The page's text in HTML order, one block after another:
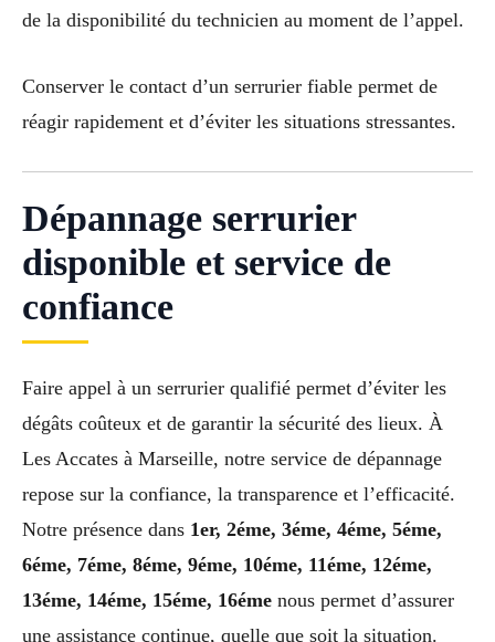
de la disponibilité du technicien au moment de l’appel.
Conserver le contact d’un serrurier fiable permet de
réagir rapidement et d’éviter les situations stressantes.
Dépannage serrurier
disponible et service de
confiance
Faire appel à un serrurier qualifié permet d’éviter les
dégâts coûteux et de garantir la sécurité des lieux. À
Les Accates à Marseille, notre service de dépannage
repose sur la confiance, la transparence et l’efficacité.
Notre présence dans 1er, 2éme, 3éme, 4éme, 5éme,
6éme, 7éme, 8éme, 9éme, 10éme, 11éme, 12éme,
13éme, 14éme, 15éme, 16éme nous permet d’assurer
une assistance continue, quelle que soit la situation.